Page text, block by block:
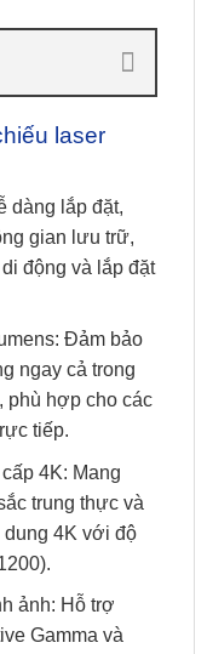
laser
dàng lắp đặt,
gian lưu trữ,
động và lắp đặt
Đảm bảo
ngay cả trong
phù hợp cho các
tiếp.
4K: Mang
trung thực và
4K với độ
ảnh: Hỗ trợ
Gamma và